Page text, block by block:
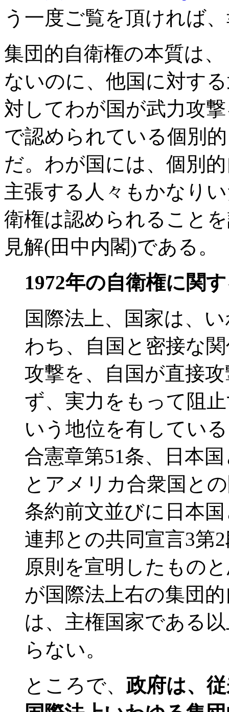
う一度ご覧を頂ければ
集団的自衛権の本質は
ないのに、他国に対す
対してわが国が武力攻
で認められている個別
だ。わが国には、個別
主張する人々もかなり
衛権は認められること
見解(田中内閣)である。
1972年の自衛権に関
国際法上、国家は、
わち、自国と密接な
攻撃を、自国が直接
ず、実力をもって阻
いう地位を有してい
合憲章第51条、日本
とアメリカ合衆国と
条約前文並びに日本
連邦との共同宣言3第
原則を宣明したもの
が国際法上右の集団
は、主権国家である
らない。
ところで、政府は、